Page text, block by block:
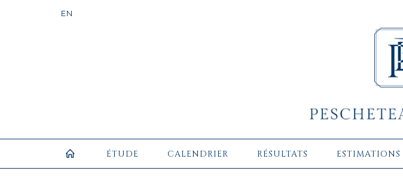
ÉTUDE CALENDRIER RÉSULTATS ESTIMATIONS